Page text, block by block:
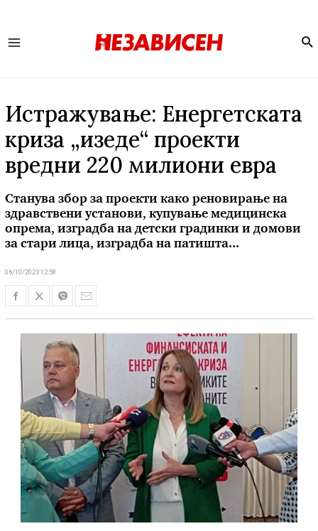
Истражување: Енергетската
криза „изеде“ проекти
вредни 220 милиони евра
Станува збор за проекти како реновирање на
здравствени установи, купување медицинска
опрема, изградба на детски градинки и домови
за стари лица, изградба на патишта...
06/10/2023 12:58